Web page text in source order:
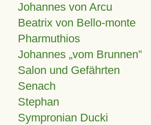
Johannes von Arcu
Beatrix von Bello-monte
Pharmuthios
Johannes vom Brunnen
Salon und Gefährten
Senach
Stephan
Sympronian Ducki